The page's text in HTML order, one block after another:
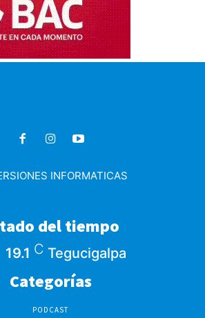
INFORMATICAS
del tiempo
19.1 C Tegucigalpa
Categorías
PODCAST